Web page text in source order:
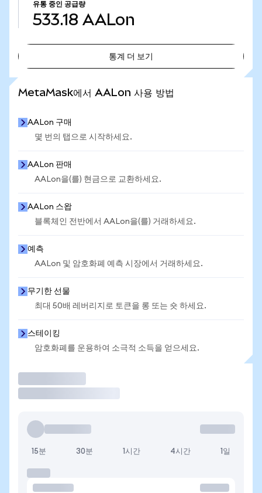
유통 중인 공급량
533.18 AALon
통계 더 보기
MetaMask에서 AALon 사용 방법
AALon 구매
몇 번의 탭으로 시작하세요.
AALon 판매
AALon을(를) 현금으로 교환하세요.
AALon 스왑
블록체인 전반에서 AALon을(를) 거래하세요.
예측
AALon 및 암호화폐 예측 시장에서 거래하세요.
무기한 선물
최대 50배 레버리지로 토큰을 롱 또는 숏 하세요.
스테이킹
암호화폐를 운용하여 소극적 소득을 얻으세요.
15분 30분 1시간 4시간 1일